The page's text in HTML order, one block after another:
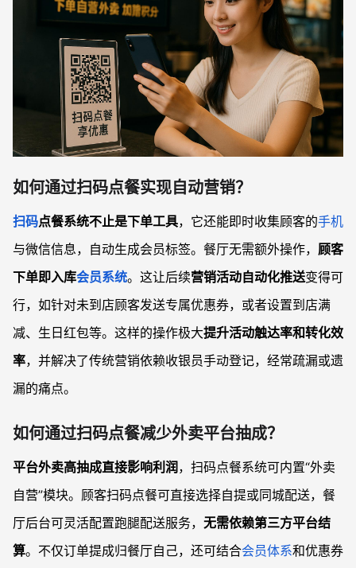
如何通过扫码点餐实现自动营销？
扫码点餐系统不止是下单工具，它还能即时收集顾客的手机
与微信信息，自动生成会员标签。餐厅无需额外操作， 顾客
下单即入库会员系统。这让后续营销活动自动化推送变得可
行，如针对未到店顾客发送专属优惠券，或者设置到店满
减、生日红包等。这样的操作极大提升活动触达率和转化效
率，并解决了传统营销依赖收银员手动登记，经常疏漏或遗
漏的痛点。
如何通过扫码点餐减少外卖平台抽成？
平台外卖高抽成直接影响利润 ，扫码点餐系统可内置“外卖
自营”模块。顾客扫码点餐可直接选择自提或同城配送，餐
厅后台可灵活配置跑腿配送服务， 无需依赖第三方平台结
算。不仅订单提成归餐厅自己，还可结合会员体系和优惠券